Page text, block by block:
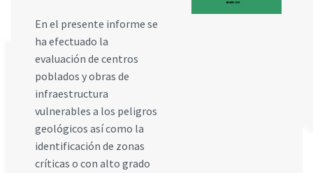
En el presente informe se
ha efectuado la
evaluación de centros
poblados y obras de
infraestructura
vulnerables a los peligros
geológicos así como la
identificación de zonas
críticas o con alto grado